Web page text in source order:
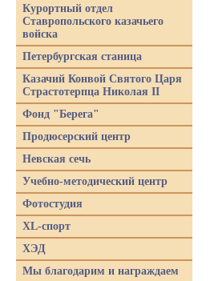
Курортный отдел
Ставропольского казачьего
войска
Петербургская станица
Казачий Конвой Святого Царя
Страстотерпца Николая II
Фонд "Берега"
Продюсерский центр
Невская сечь
Учебно-методический центр
Фотостудия
XL-спорт
ХЭД
Мы благодарим и награждаем